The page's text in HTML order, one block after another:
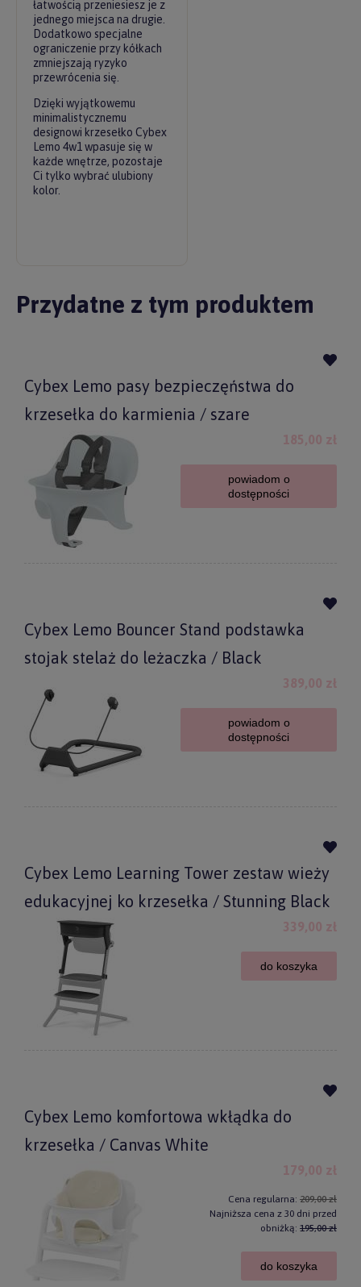
łatwością przeniesiesz je z
jednego miejsca na drugie.
Dodatkowo specjalne
ograniczenie przy kółkach
zmniejszają ryzyko
przewrócenia się.
Dzięki wyjątkowemu
minimalistycznemu
designowi krzesełko Cybex
Lemo 4w1 wpasuje się w
każde wnętrze, pozostaje
Ci tylko wybrać ulubiony
kolor.
Przydatne z tym produktem
Cybex Lemo pasy bezpieczęństwa do
krzesełka do karmienia / szare
185,00 zł
powiadom o
dostępności
Cybex Lemo Bouncer Stand podstawka
stojak stelaż do leżaczka / Black
389,00 zł
powiadom o
dostępności
Cybex Lemo Learning Tower zestaw wieży
edukacyjnej ko krzesełka / Stunning Black
339,00 zł
do koszyka
Cybex Lemo komfortowa wkłądka do
krzesełka / Canvas White
179,00 zł
Cena regularna: 209,00 zł
Najniższa cena z 30 dni przed
obniżką: 195,00 zł
do koszyka